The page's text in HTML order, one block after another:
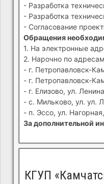
- Разработка
- Разработка
- Согласование
Обращения
1. На электронные
2. Нарочно по
- г. Петропавловск-
- г. Петропавловск-
- г. Елизово, ул.
- с. Мильково, ул. ул.
- п. Эссо, ул.
За дополнительной
КГУП